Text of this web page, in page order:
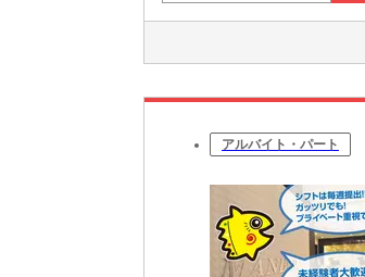
アルバイト・パート